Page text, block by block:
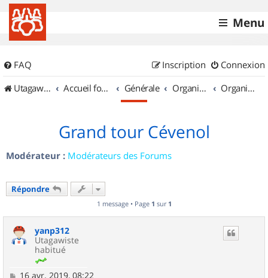
Menu
FAQ Connexion
Inscription
UtagawaVTT (Randos VTT et VTTAE avec traces GPS)
Accueil forum Générale Organisation de sorties & Recherche de partenaires Organisation de sorties en région Languedoc Roussillon
Grand tour Cévenol
Modérateur : Modérateurs des Forums
Répondre
1 message • Page 1 sur 1
yanp312
Utagawiste
habitué
M16 avr. 2019, 08:22